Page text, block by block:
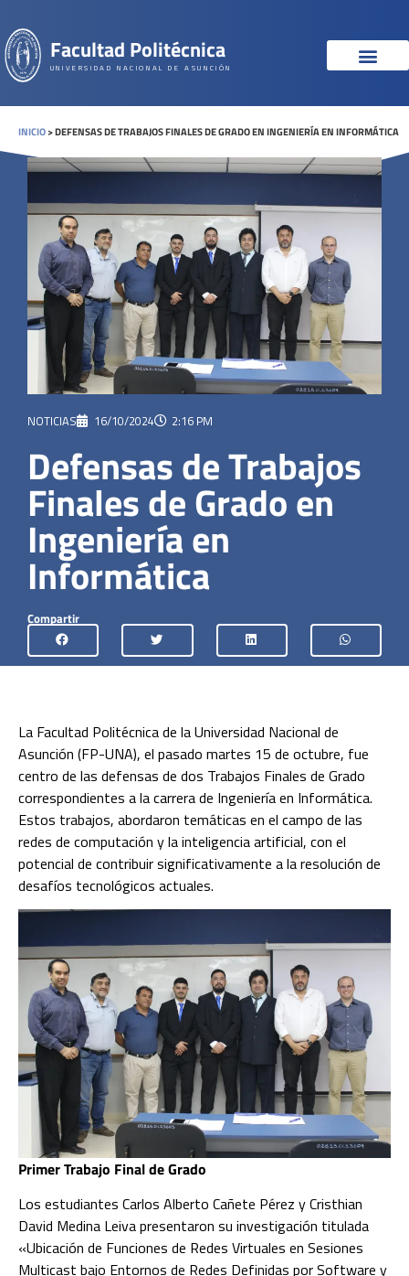
Facultad Politécnica
UNIVERSIDAD NACIONAL DE ASUNCIÓN
INICIO>DEFENSAS DE TRABAJOS FINALES DE GRADO EN INGENIERÍA EN INFORMÁTICA
NOTICIAS 16/10/2024 2:16 PM
Defensas de Trabajos
Finales de Grado en
Ingeniería en
Informática
Compartir
La Facultad Politécnica de la Universidad Nacional de
Asunción (FP-UNA), el pasado martes 15 de octubre, fue
centro de las defensas de dos Trabajos Finales de Grado
correspondientes a la carrera de Ingeniería en Informática.
Estos trabajos, abordaron temáticas en el campo de las
redes de computación y la inteligencia artificial, con el
potencial de contribuir significativamente a la resolución de
desafíos tecnológicos actuales.
Primer Trabajo Final de Grado
Los estudiantes Carlos Alberto Cañete Pérez y Cristhian
David Medina Leiva presentaron su investigación titulada
«Ubicación de Funciones de Redes Virtuales en Sesiones
Multicast bajo Entornos de Redes Definidas por Software y